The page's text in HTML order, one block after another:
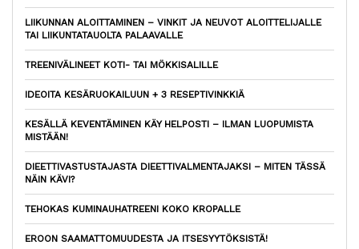
LIIKUNNAN ALOITTAMINEN – VINKIT JA NEUVOT ALOITTELIJALLE
TAI LIIKUNTATAUOLTA PALAAVALLE
TREENIVÄLINEET KOTI- TAI MÖKKISALILLE
IDEOITA KESÄRUOKAILUUN + 3 RESEPTIVINKKIÄ
KESÄLLÄ KEVENTÄMINEN KÄY HELPOSTI – ILMAN LUOPUMISTA
MISTÄÄN!
DIEETTIVASTUSTAJASTA DIEETTIVALMENTAJAKSI – MITEN TÄSSÄ
NÄIN KÄVI?
TEHOKAS KUMINAUHATREENI KOKO KROPALLE
EROON SAAMATTOMUUDESTA JA ITSESYYTÖKSISTÄ!